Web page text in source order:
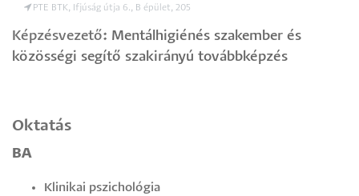
PTE BTK, Ifjúság útja 6., B épület, 205
Képzésvezető: Mentálhigiénés szakember és
közösségi segítő szakirányú továbbképzés
Oktatás
BA
Klinikai pszichológia